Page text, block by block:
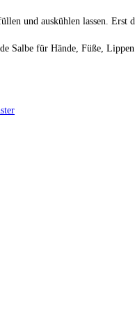
und auskühlen lassen. Erst
Salbe für Hände, Füße, Lippen.